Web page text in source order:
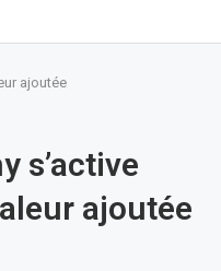
ajoutée
s’active
ajoutée